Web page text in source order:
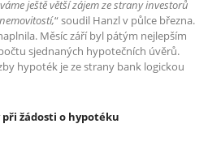
ještě větší zájem ze strany investorů
“ soudil Hanzl v půlce března.
Měsíc září byl pátým nejlepším
sjednaných hypotečních úvěrů.
hypoték je ze strany bank logickou
žádosti o hypotéku